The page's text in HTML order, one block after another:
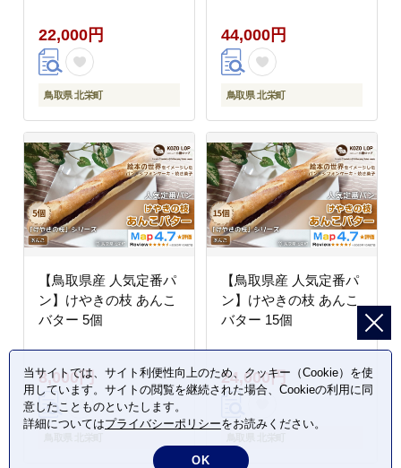
22,000円
鳥取県 北栄町
44,000円
鳥取県 北栄町
【鳥取県産 人気定番パ
ン】けやきの枝 あんこ
バター 5個
8,000円
【鳥取県産 人気定番パ
ン】けやきの枝 あんこ
バター 15個
24,000円
当サイトでは、サイト利便性向上のため、クッキー（Cookie）を使
用しています。サイトの閲覧を継続された場合、Cookieの利用に同
意したことものといたします。
詳細についてはプライバシーポリシーをお読みください。
OK